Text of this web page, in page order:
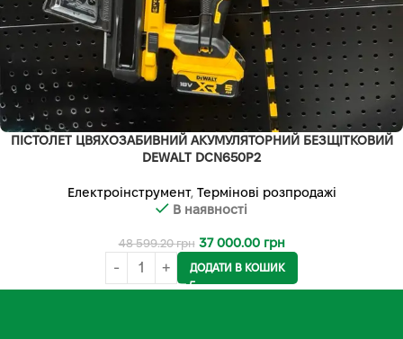
ПІСТОЛЕТ ЦВЯХОЗАБИВНИЙ АКУМУЛЯТОРНИЙ БЕЗЩІТКОВИЙ
DEWALT DCN650P2
Електроінструмент, Термінові розпродажі
В наявності
48 599.20грн 37 000.00 грн
ДОДАТИ В КОШИК